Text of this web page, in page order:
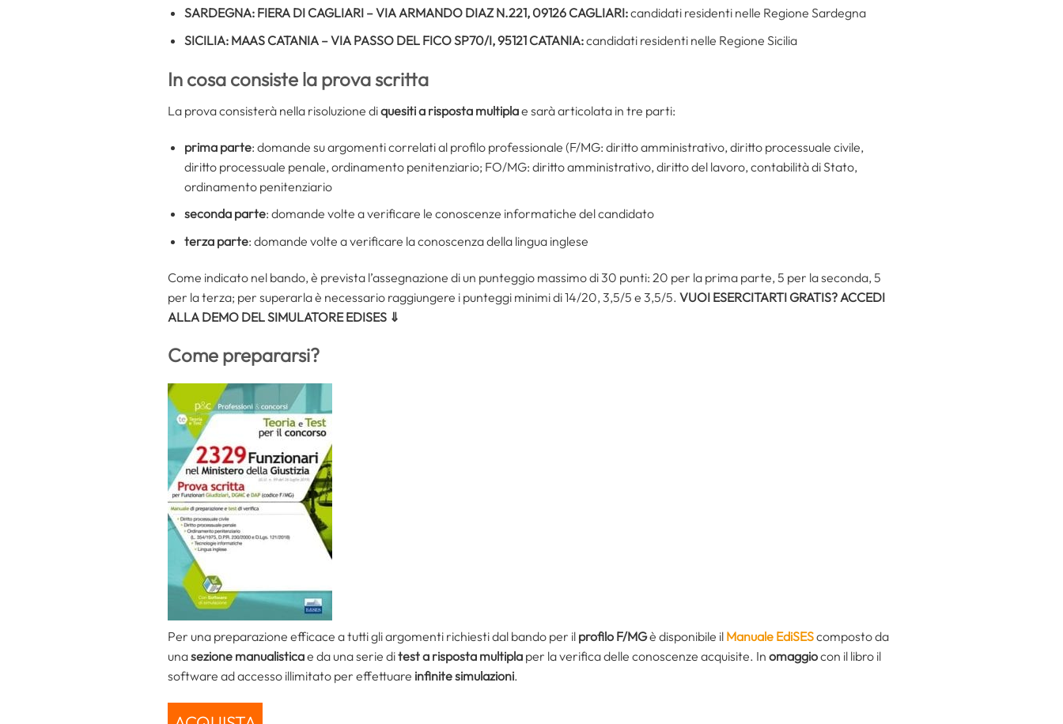
SARDEGNA: FIERA DI CAGLIARI – VIA ARMANDO DIAZ N.221, 09126 CAGLIARI:candidati residenti nelle Regione Sardegna
SICILIA: MAAS CATANIA – VIA PASSO DEL FICO SP70/I, 95121 CATANIA:candidati residenti nelle Regione Sicilia
In cosa consiste la prova scritta
La prova consisterà nella risoluzione diquesiti a risposta multiplae sarà articolata in tre parti:
prima parte: domande su argomenti correlati al profilo professionale (F/MG: diritto amministrativo, diritto processuale civile,
diritto processuale penale, ordinamento penitenziario; FO/MG: diritto amministrativo, diritto del lavoro, contabilità di Stato,
ordinamento penitenziario
seconda parte: domande volte a verificare le conoscenze informatiche del candidato
terza parte: domande volte a verificare la conoscenza della lingua inglese
Come indicato nel bando, è prevista l’assegnazione di un punteggio massimo di 30 punti: 20 per la prima parte, 5 per la seconda, 5
per la terza; per superarla è necessario raggiungere i punteggi minimi di 14/20, 3,5/5 e 3,5/5. VUOI ESERCITARTI GRATIS? ACCEDI
ALLA DEMO DEL SIMULATORE EDISES ⇓
Come prepararsi?
Per una preparazione efficace a tutti gli argomenti richiesti dal bando per il profilo F/MGè disponibile il Manuale EdiSEScomposto da
unasezione manualisticae da una serie ditest a risposta multipla per la verifica delle conoscenze acquisite. In omaggiocon il libro il
software ad accesso illimitato per effettuare infinite simulazioni.